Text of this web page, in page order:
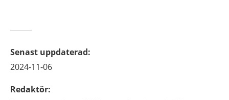
Senast uppdaterad:
2024-11-06
Redaktör: